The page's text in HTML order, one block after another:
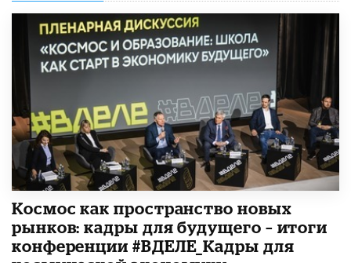
Космос как пространство новых
рынков: кадры для будущего – итоги
конференции #ВДЕЛЕ_Кадры для